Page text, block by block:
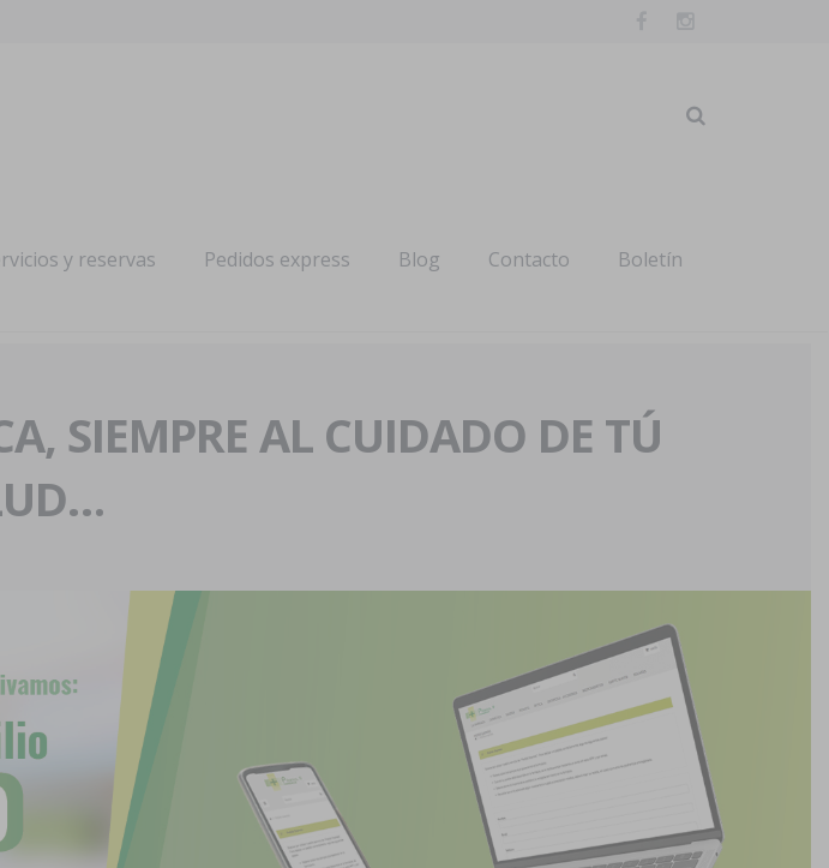
y reservas Pedidos express Blog Contacto Boletín
SIEMPRE AL CUIDADO DE TÚ